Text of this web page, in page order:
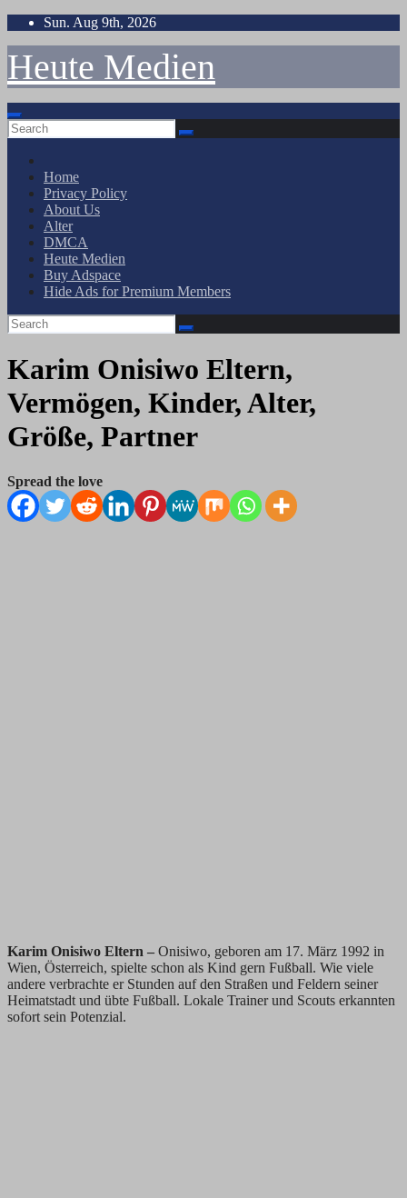
Skip
content
Sun. Aug 9th, 2026
Heute Medien
Home
Privacy Policy
About Us
Alter
DMCA
Heute Medien
Buy Adspace
Hide Ads for Premium Members
Karim Onisiwo Eltern,
Vermögen, Kinder, Alter,
Größe, Partner
Spread the love
Karim Onisiwo Eltern – Onisiwo, geboren am 17. März 1992 in
Wien, Österreich, spielte schon als Kind gern Fußball. Wie viele
andere verbrachte er Stunden auf den Straßen und Feldern seiner
Heimatstadt und übte Fußball. Lokale Trainer und Scouts erkannten
sofort sein Potenzial.